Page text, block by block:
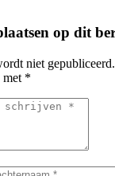
op dit
niet gepubliceerd.
met *